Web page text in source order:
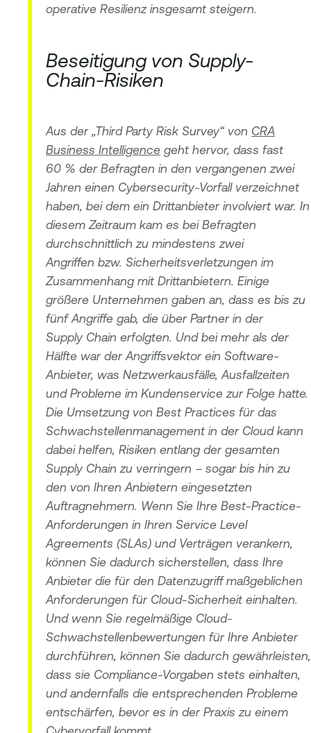
operative Resilienz insgesamt steigern.
Beseitigung von Supply-
Chain-Risiken
Aus der „Third Party Risk Survey“ von CRA
Business Intelligence geht hervor, dass fast
60 % der Befragten in den vergangenen zwei
Jahren einen Cybersecurity-Vorfall verzeichnet
haben, bei dem ein Drittanbieter involviert war. In
diesem Zeitraum kam es bei Befragten
durchschnittlich zu mindestens zwei
Angriffen bzw. Sicherheitsverletzungen im
Zusammenhang mit Drittanbietern. Einige
größere Unternehmen gaben an, dass es bis zu
fünf Angriffe gab, die über Partner in der
Supply Chain erfolgten. Und bei mehr als der
Hälfte war der Angriffsvektor ein Software-
Anbieter, was Netzwerkausfälle, Ausfallzeiten
und Probleme im Kundenservice zur Folge hatte.
Die Umsetzung von Best Practices für das
Schwachstellenmanagement in der Cloud kann
dabei helfen, Risiken entlang der gesamten
Supply Chain zu verringern – sogar bis hin zu
den von Ihren Anbietern eingesetzten
Auftragnehmern. Wenn Sie Ihre Best-Practice-
Anforderungen in Ihren Service Level
Agreements (SLAs) und Verträgen verankern,
können Sie dadurch sicherstellen, dass Ihre
Anbieter die für den Datenzugriff maßgeblichen
Anforderungen für Cloud-Sicherheit einhalten.
Und wenn Sie regelmäßige Cloud-
Schwachstellenbewertungen für Ihre Anbieter
durchführen, können Sie dadurch gewährleisten,
dass sie Compliance-Vorgaben stets einhalten,
und andernfalls die entsprechenden Probleme
entschärfen, bevor es in der Praxis zu einem